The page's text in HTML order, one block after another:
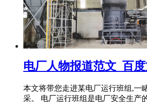
电厂人物报道范文_百
本文将带您走进某电厂运行班组,一
采。 电厂运行班组是电厂安全生产